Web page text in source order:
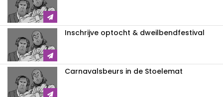
Inschrijve optocht & dweilbendfestival
Carnavalsbeurs in de Stoelemat